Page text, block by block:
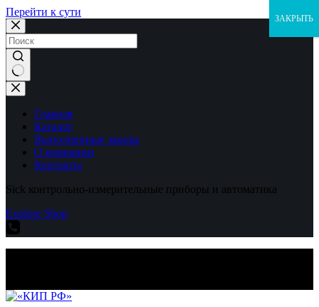
Перейти к сути
Ничего
не
найденоГлавная
Каталог
Выполненные заказы
О компании
Контакты
Sick контрольно-измерительные приборы и автоматика
Explore Shop
ЗАКРЫТЬ